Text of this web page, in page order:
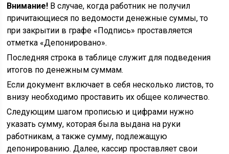
Внимание! В случае, когда работник не получил
причитающиеся по ведомости денежные суммы, то
при закрытии в графе «Подпись» проставляется
отметка «Депонировано».
Последняя строка в таблице служит для подведения
итогов по денежным суммам.
Если документ включает в себя несколько листов, то
внизу необходимо проставить их общее количество.
Следующим шагом прописью и цифрами нужно
указать сумму, которая была выдана на руки
работникам, а также сумму, подлежащую
депонированию. Далее, кассир проставляет свои